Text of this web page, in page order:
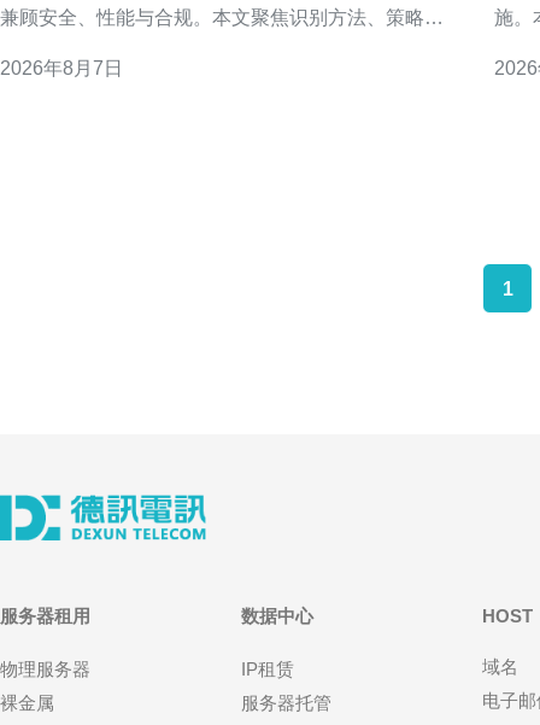
兼顾安全、性能与合规。本文聚焦识别方法、策略设
点，适合用于SEO与本地化安全部署参考。 为何需要
2026年8月7日
施。
流程
1
服务器租用
物理服务器
裸金属
数据中心
IP租赁
服务器托管
HOST
域名
电子